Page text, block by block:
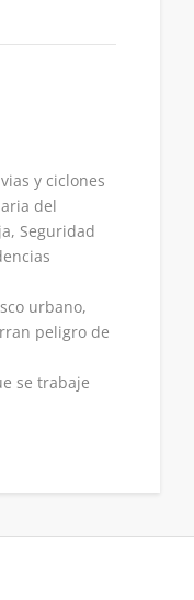
y ciclones
del
Seguridad
urbano,
peligro de
se trabaje